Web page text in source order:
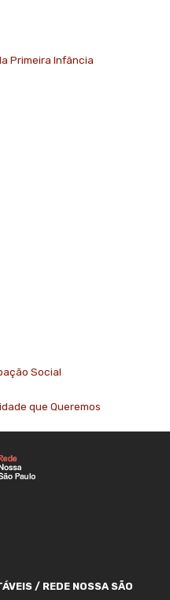
Primeira Infância
Social
que Queremos
/ REDE NOSSA SÃO